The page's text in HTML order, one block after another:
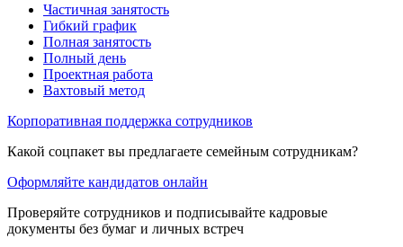
Частичная занятость
Гибкий график
Полная занятость
Полный день
Проектная работа
Вахтовый метод
Корпоративная поддержка сотрудников
Какой соцпакет вы предлагаете семейным сотрудникам?
Оформляйте кандидатов онлайн
Проверяйте сотрудников и подписывайте кадровые
документы без бумаг и личных встреч